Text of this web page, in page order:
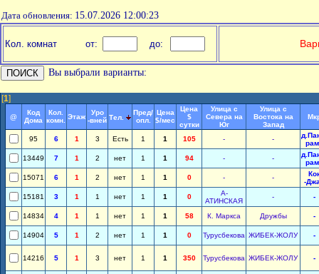
Дата обновления: 15.07.2026 12:00:23
Кол. комнат от: до:
Вы выбрали варианты:
[1]
@
Код
Дома
Кол.
комн. Этаж
Уро
-вней Тел.
Пред/
опл.
Цена
$/мес
Цена
$
сутки
Улица с
Севера на
Юг
Улица с
Востока на
Запад
95 6 1 3 Есть 1 1 105 - -
13449
7 1 2 нет 1 1 94 - -
15071
6 1 2 нет 1 1 0 - -
-
15181
3 1 1 нет 1 1 0
А-
АТИНСКАЯ
- -
14834 4 1 1 нет 1 1 58 К. Маркса Дружбы -
14904 5 1 2 нет 1 1 0 Турусбекова ЖИБЕК-ЖОЛУ -
14216 5 1 3 нет 1 1 350 Турусбекова ЖИБЕК-ЖОЛУ -